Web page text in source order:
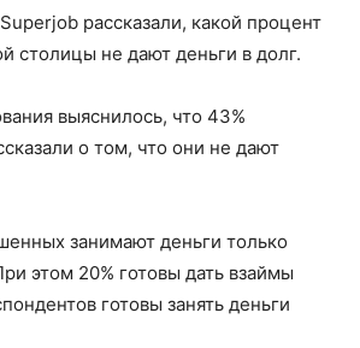
рассказали, какой процент
столицы не дают деньги в долг.
выяснилось, что 43%
о том, что они не дают
занимают деньги только
этом 20% готовы дать взаймы
готовы занять деньги